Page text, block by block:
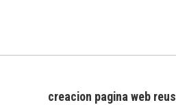
creacion pagina web reus